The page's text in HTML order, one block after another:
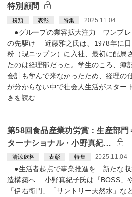
特別顧問
粉類 表彰 特集 2025.11.04
●グループの業容拡大注力 ワンプレ
の先駆け 近藤雅之氏は、1978年に日
粉（現ニップン）に入社、最初に配属
たのは経理部だった。学生のころ、簿
会計も学んで来なかったため、経理の
が分からない中で社会人生活がスター
きを読む
第58回食品産業功労賞：生産部門
ターナショナル・小野真紀…
清涼飲料 表彰 特集 2025.11.04
●生活者起点で事業推進を 新たな収
造構築へ 小野真紀子氏は「BOSS」
「伊右衛門」「サントリー天然水」な